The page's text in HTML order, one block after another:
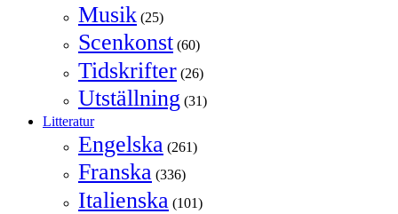
Musik (25)
Scenkonst (60)
Tidskrifter (26)
Utställning (31)
Litteratur
Engelska (261)
Franska (336)
Italienska (101)